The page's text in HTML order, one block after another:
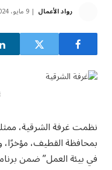
رواد الأعمال 9 مايو، 2024
نظمت غرفة الشرقية،
بمحافظة القطيف،
في بيئة العمل” ضمن